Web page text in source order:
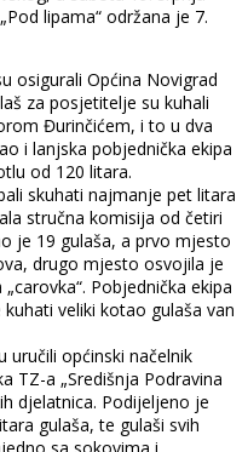
lipama“ održana je 7.
osigurali Općina Novigrad
za posjetitelje su kuhali
Đurinčićem, i to u dva
i lanjska pobjednička ekipa
od 120 litara.
skuhati najmanje pet litara
stručna komisija od četiri
je 19 gulaša, a prvo mjesto
drugo mjesto osvojila je
Pobjednička ekipa
veliki kotao gulaša van
uručili općinski načelnik
TZ-a „Središnja Podravina
djelatnica. Podijeljeno je
gulaša, te gulaši svih